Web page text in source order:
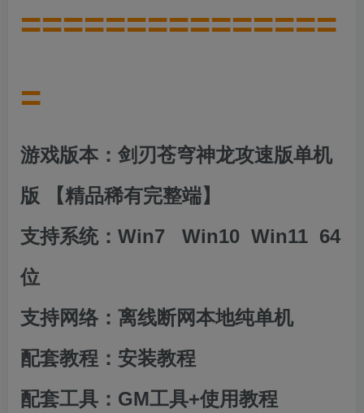
===============
=
游戏版本：剑刃苍穹神龙攻速版单机
版 【精品稀有完整端】
支持系统：Win7 Win10 Win11 64
位
支持网络：离线断网本地纯单机
配套教程：安装教程
配套工具：GM工具+使用教程